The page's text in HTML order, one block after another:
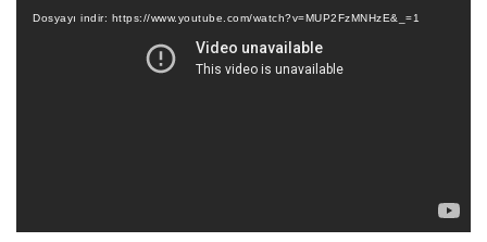
oynatıcı
Dosyayı indir: https://www.youtube.com/watch?v=MUP2FzMNHzE&_=1